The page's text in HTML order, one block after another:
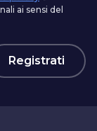
ai sensi del
Registrati